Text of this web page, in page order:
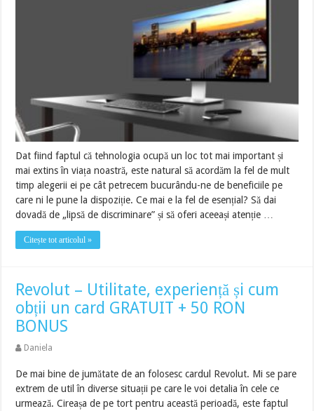
Dat fiind faptul că tehnologia ocupă un loc tot mai important și
mai extins în viața noastră, este natural să acordăm la fel de mult
timp alegerii ei pe cât petrecem bucurându-ne de beneficiile pe
care ni le pune la dispoziție. Ce mai e la fel de esențial? Să dai
dovadă de „lipsă de discriminare” și să oferi aceeași atenție …
Citește tot articolul »
Revolut – Utilitate, experiență și cum
obții un card GRATUIT + 50 RON
BONUS
Daniela
De mai bine de jumătate de an folosesc cardul Revolut. Mi se pare
extrem de util în diverse situații pe care le voi detalia în cele ce
urmează. Cireașa de pe tort pentru această perioadă, este faptul